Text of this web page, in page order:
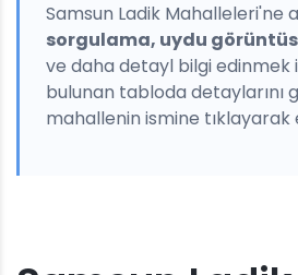
Samsun Ladik Mahalleleri'ne
sorgulama, uydu
ve daha detayl bilgi edinmek
bulunan tabloda detaylarını
mahallenin ismine tıklayarak